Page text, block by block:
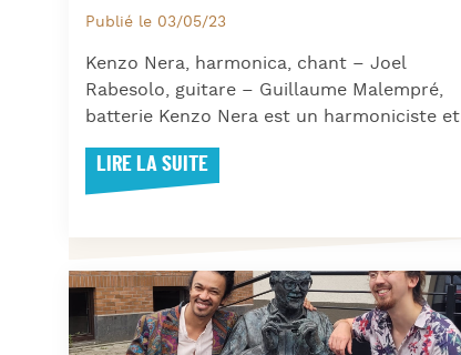
Publié le 03/05/23
Kenzo Nera, harmonica, chant – Joel
Rabesolo, guitare – Guillaume Malempré,
batterie Kenzo Nera est un harmoniciste et
LIRE LA SUITE